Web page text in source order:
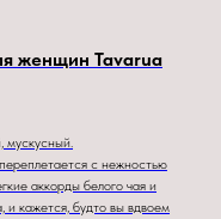
женщин Tavarua
мускусный.
с нежностью
аккорды белого чая и
и кажется, будто вы вдвоем